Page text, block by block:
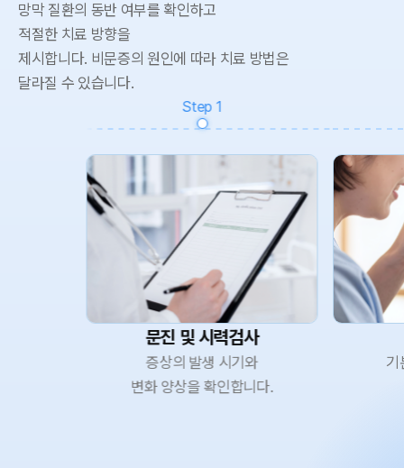
망막 질환의 동반 여부를 확인하고
적절한 치료 방향을
제시합니다. 비문증의 원인에 따라 치료 방법은
달라질 수 있습니다.
Step1
문진 및 시력검사
증상의 발생 시기와
변화 양상을 확인합니다.
기